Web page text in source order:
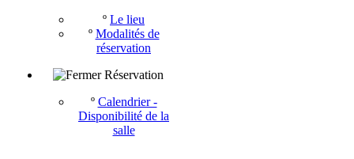
º Le lieu
º Modalités de
réservation
Réservation
º Calendrier -
Disponibilité de la
salle